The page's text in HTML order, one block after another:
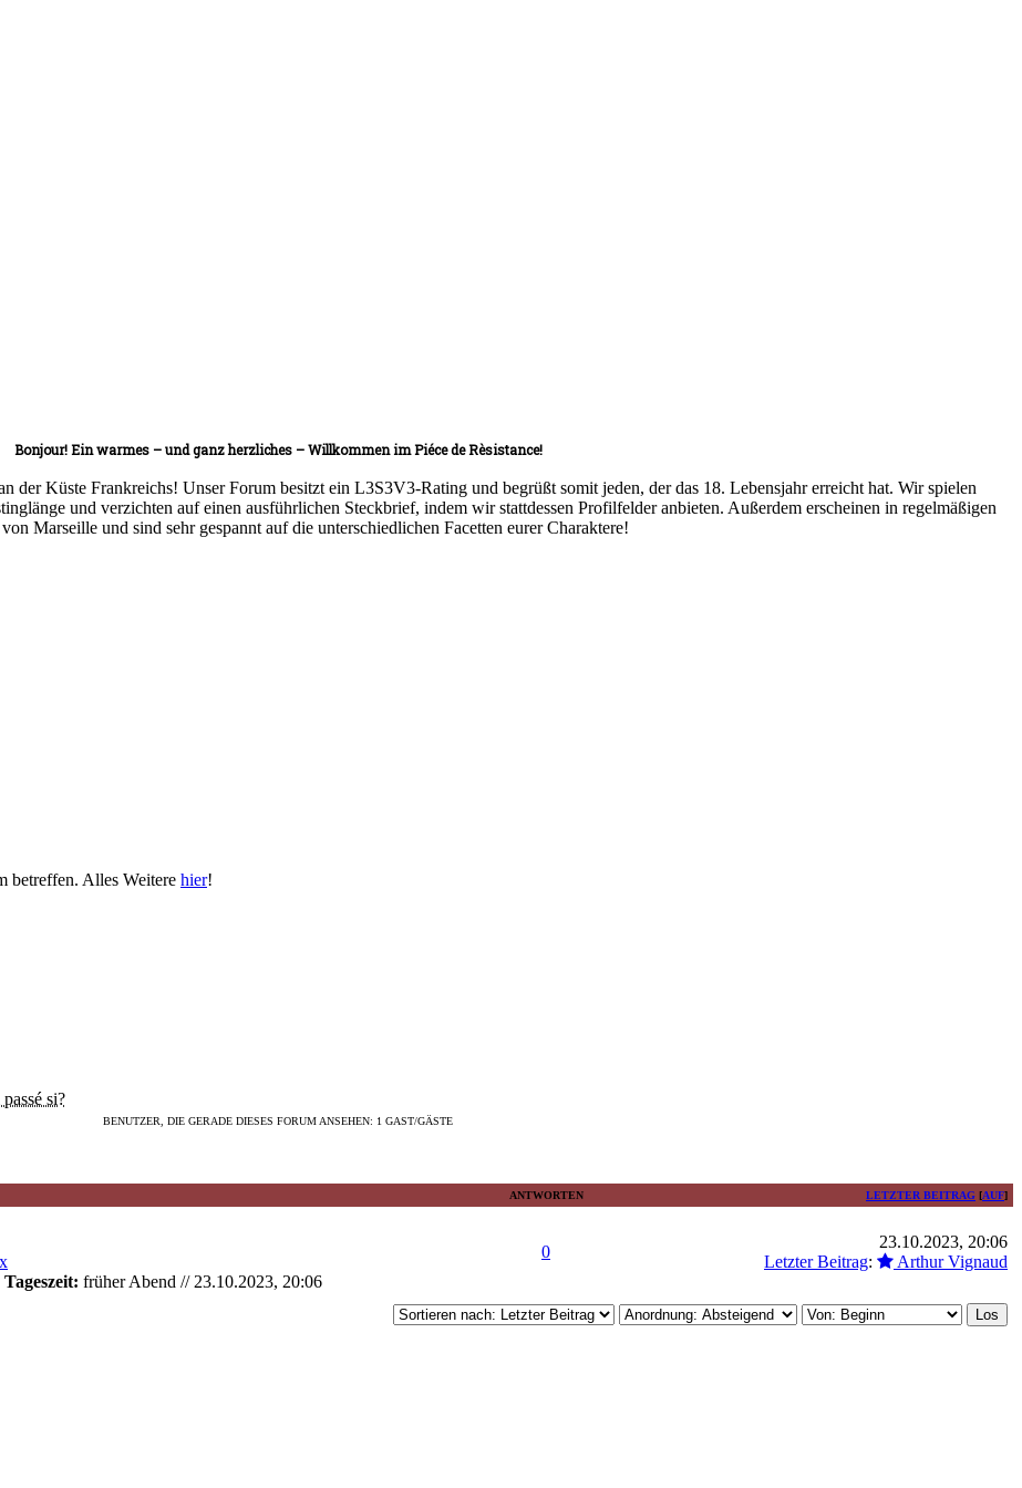
Bonjour! Ein warmes – und ganz herzliches – Willkommen im Piéce de Rèsistance!
der Küste Frankreichs! Unser Forum besitzt ein L3S3V3-Rating und begrüßt somit jeden, der das 18. Lebensjahr erreicht hat. Wir spielen
und verzichten auf einen ausführlichen Steckbrief, indem wir stattdessen Profilfelder anbieten. Außerdem erscheinen in regelmäßigen
Marseille und sind sehr gespannt auf die unterschiedlichen Facetten eurer Charaktere!
betreffen. Alles Weitere hier!
si?
BENUTZER, DIE GERADE DIESES FORUM ANSEHEN: 1 GAST/GÄSTE
ANTWORTEN LETZTER BEITRAG [AUF]
Tageszeit: früher Abend // 23.10.2023, 20:06
0
23.10.2023, 20:06
Letzter Beitrag: Arthur Vignaud